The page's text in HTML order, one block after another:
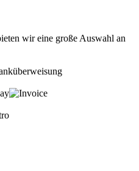
wir eine große Auswahl an